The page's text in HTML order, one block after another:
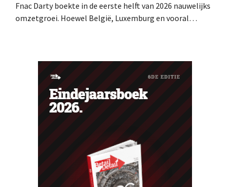
Fnac Darty boekte in de eerste helft van 2026 nauwelijks
omzetgroei. Hoewel België, Luxemburg en vooral